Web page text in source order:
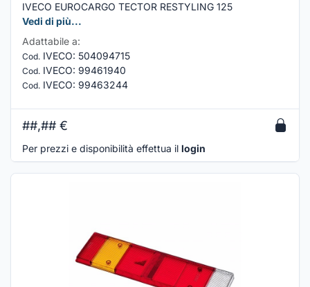
IVECO EUROCARGO TECTOR RESTYLING 125
Vedi di più...
Adattabile a:
Cod. IVECO: 504094715
Cod. IVECO: 99461940
Cod. IVECO: 99463244
##,## €
Per prezzi e disponibilità effettua il login